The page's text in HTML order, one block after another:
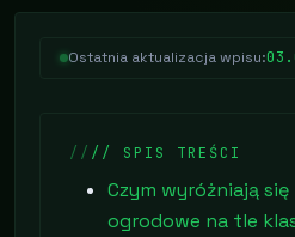
Ostatnia aktualizacja wpisu:
// SPIS TREŚCI
Czym wyróżniają się
ogrodowe na tle